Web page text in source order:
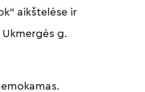
aikštelėse ir
g.